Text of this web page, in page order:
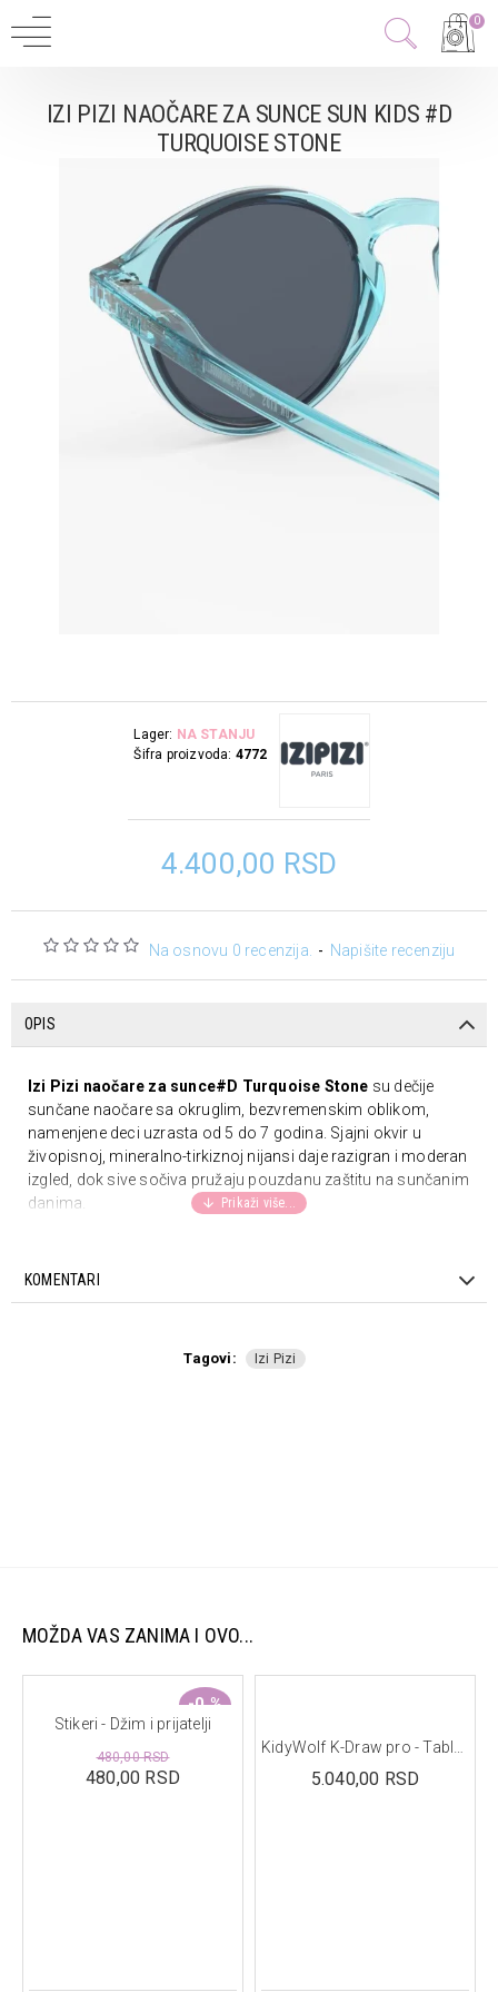
0
IZI PIZI NAOČARE ZA SUNCE SUN KIDS #D
TURQUOISE STONE
Na osnovu 0 recenzija. - Napišite recenziju
4.400,00 RSD
Lager: NA STANJU
Šifra proizvoda: 4772
OPIS
Izi Pizi naočare za sunce#D Turquoise Stone su dečije
sunčane naočare sa okruglim, bezvremenskim oblikom,
namenjene deci uzrasta od 5 do 7 godina. Sjajni okvir u
živopisnoj, mineralno-tirkiznoj nijansi daje razigran i moderan
izgled, dok sive sočiva pružaju pouzdanu zaštitu na sunčanim
danima.
Lagane su i udobne, pa mališanima lepo stoje i tokom dužeg
nošenja.
bezbrižne, sunčane avanture.
KOMENTARI
Tagovi: Izi Pizi
MOŽDA VAS ZANIMA I OVO...
-0 %
Stikeri - Džim i prijatelji
480,00 RSD
480,00 RSD
5.040,00 RSD